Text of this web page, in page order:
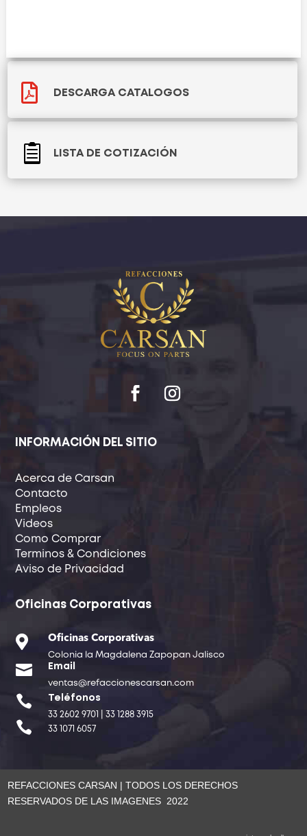
 DESCARGA CATALOGOS
 LISTA DE COTIZACIÓN
INFORMACIÓN DEL SITIO
Acerca de Carsan
Contacto
Empleos
Videos
Como Comprar
Terminos & Condiciones
Aviso de Privacidad
Oficinas Corporativas
 Oficinas Corporativas
Colonia la Magdalena Zapopan Jalisco
 Email
ventas@refaccionescarsan.com
 Teléfonos
33 2602 9701 | 33 1288 3915
 33 1071 6057
REFACCIONES CARSAN | TODOS LOS DERECHOS
RESERVADOS DE LAS IMAGENES 2022